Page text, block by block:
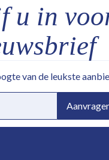
u in
van de leukste